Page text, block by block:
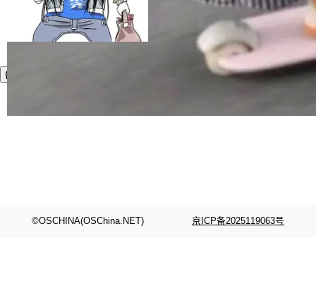
b 安装 支持 Java 8+（8~26）、macOS / Linu
x / Windows / Harmony PC。 # macOS / Linu
x / Harmony PC curl -fsSL https://solon.noea
个文件，其规模远超单次模型调用可承载的上下
文窗口。随着项目规模的持续扩张与代码历史的
不断累积，代码仓中的模块关系、接口契约、业
务逻辑等关键信息往往分散于数十乃至数百个文
件之中，形成高度复杂的知识关联网络。传统的
©OSCHINA(OSChina.NET) 京ICP备2025119063号